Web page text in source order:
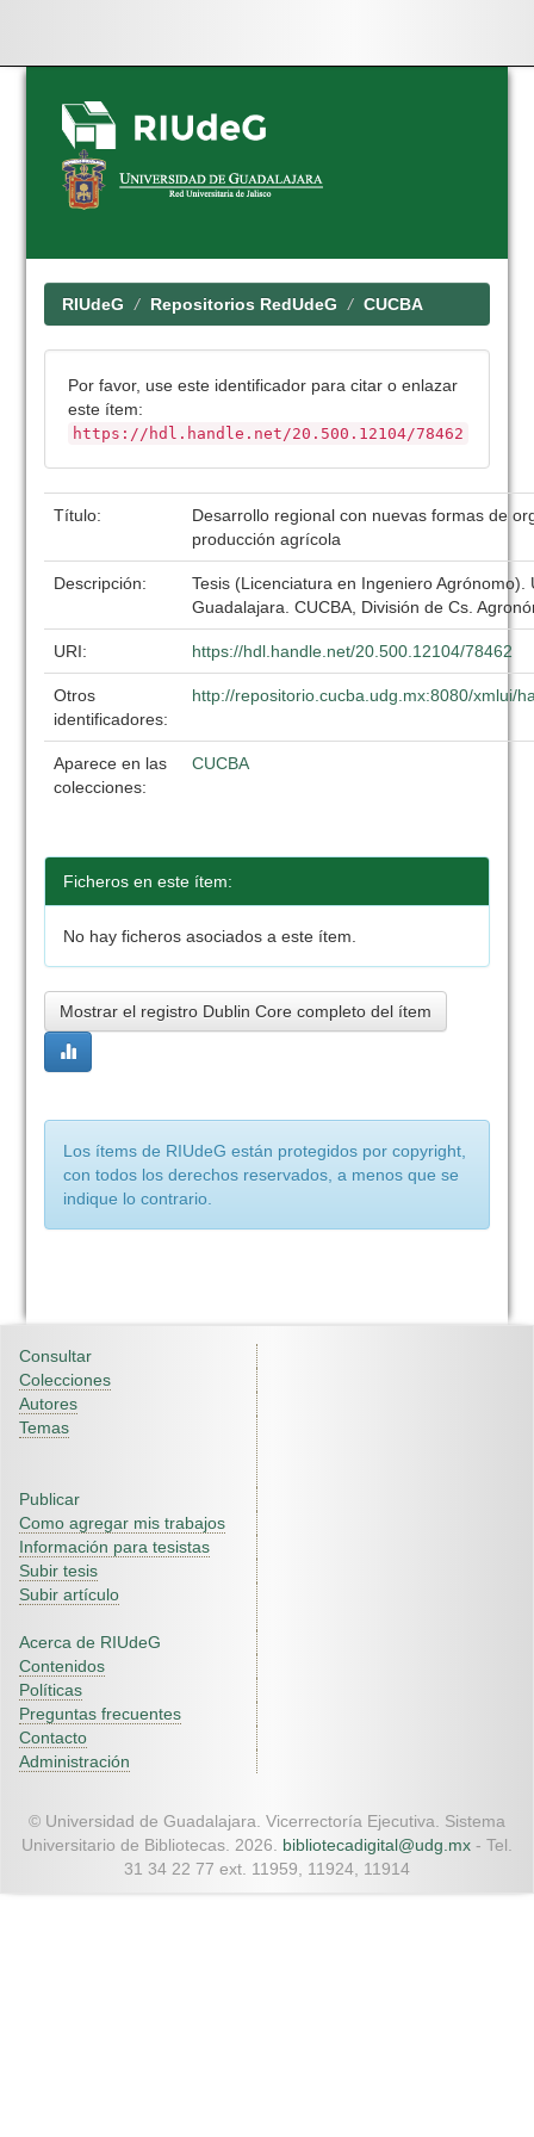
Skip
navigation
RIUdeG Repositorios RedUdeG CUCBA
Por favor, use este identificador para citar o enlazar
este ítem:
https://hdl.handle.net/20.500.12104/78462
Título:
Desarrollo regional con nuevas formas de
producción agrícola
Descripción:
Tesis (Licenciatura en Ingeniero Agrónomo).
Guadalajara. CUCBA, División de Cs.
URI: https://hdl.handle.net/20.500.12104/78462
Otros
identificadores:
http://repositorio.cucba.udg.mx:8080/xmlui/
Aparece en las
colecciones:
CUCBA
Ficheros en este ítem:
No hay ficheros asociados a este ítem.
Mostrar el registro Dublin Core completo del ítem
Los ítems de RIUdeG están protegidos por copyright,
con todos los derechos reservados, a menos que se
indique lo contrario.
Consultar
Colecciones
Autores
Temas
Publicar
Como agregar mis trabajos
Información para tesistas
Subir tesis
Subir artículo
Acerca de RIUdeG
Contenidos
Políticas
Preguntas frecuentes
Contacto
Administración
© Universidad de Guadalajara. Vicerrectoría Ejecutiva. Sistema
Universitario de Bibliotecas. 2026. bibliotecadigital@udg.mx - Tel.
31 34 22 77 ext. 11959, 11924, 11914